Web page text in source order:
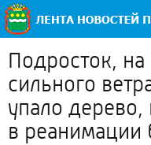
Подросток,
сильного
упало
в реанимации